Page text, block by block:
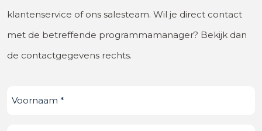
klantenservice of ons salesteam. Wil je direct contact
met de betreffende programmamanager? Bekijk dan
de contactgegevens rechts.
Voornaam (Vereist)